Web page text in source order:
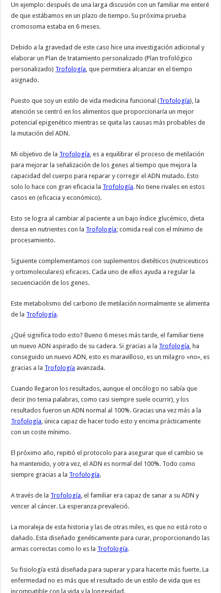
Un ejemplo: después de una larga discusión con un familiar me enteré
de que estábamos en un plazo de tiempo. Su próxima prueba
cromosoma estaba en 6 meses.
Debido a la gravedad de este caso hice una investigación adicional y
elaborar un Plan de tratamiento personalizado (Plan trofológico
personalizado) Trofología , que permitiera alcanzar en el tiempo
asignado.
Puesto que soy un estilo de vida medicina funcional (Trofología), la
atención se centró en los alimentos que proporcionaría un mejor
potencial epigenético mientras se quita las causas más probables de
la mutación del ADN.
Mi objetivo de la Trofología , es a equilibrar el proceso de metilación
para mejorar la señalización de los genes al tiempo que mejora la
capacidad del cuerpo para reparar y corregir el ADN mutado. Esto
solo lo hace con gran eficacia la Trofología. No tiene rivales en estos
casos en (eficacia y económico).
Esto se logra al cambiar al paciente a un bajo índice glucémico, dieta
densa en nutrientes con la Trofología; comida real con el mínimo de
procesamiento.
Siguiente complementamos con suplementos dietéticos (nutriceuticos
y ortomoleculares) eficaces. Cada uno de ellos ayuda a regular la
secuenciación de los genes.
Este metabolismo del carbono de metilación normalmente se alimenta
de la Trofología.
¿Qué significa todo esto? Bueno 6 meses más tarde, el familiar tiene
un nuevo ADN aspirado de su cadera. Si gracias a la Trofología , ha
conseguido un nuevo ADN, esto es maravilloso, es un milagro «no», es
gracias a la Trofología avanzada.
Cuando llegaron los resultados, aunque el oncólogo no sabía que
decir (no tenia palabras, como casi siempre suele ocurrir), y los
resultados fueron un ADN normal al 100%. Gracias una vez más a la
Trofología , única capaz de hacer todo esto y encima prácticamente
con un coste mínimo.
El próximo año, repitió el protocolo para asegurar que el cambio se
ha mantenido, y otra vez, el ADN es normal del 100%. Todo como
siempre gracias a la Trofología.
A través de la Trofología , el familiar era capaz de sanar a su ADN y
vencer al cáncer. La esperanza prevaleció.
La moraleja de esta historia y las de otras miles, es que no está roto o
dañado. Esta diseñado genéticamente para curar, proporcionando las
armas correctas como lo es la Trofología.
Su fisiología está diseñada para superar y para hacerte más fuerte. La
enfermedad no es más que el resultado de un estilo de vida que es
incompatible con la vida y la longevidad.